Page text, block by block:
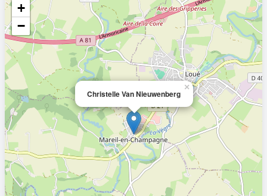
Christelle Van Nieuwenberg
×
+
−